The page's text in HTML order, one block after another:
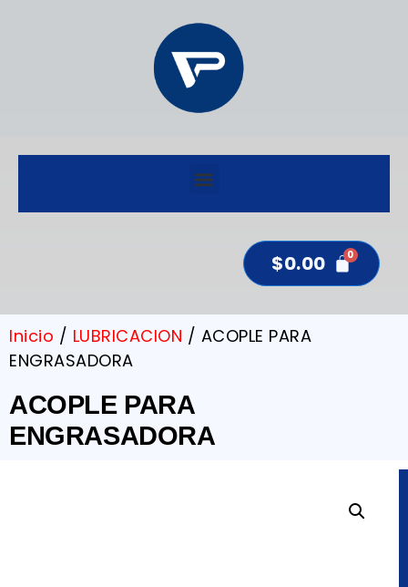
$0.00
Inicio / LUBRICACION / ACOPLE PARA
ENGRASADORA
ACOPLE PARA
ENGRASADORA